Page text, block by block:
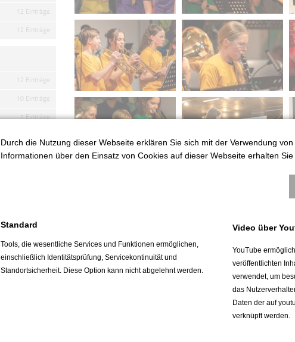
12 Einträge
12 Einträge
12 Einträge
10 Einträge
7 Einträge
4 Einträge
8 Einträge
15 Einträge
Durch die Nutzung dieser Webseite erklären Sie sich mit der Verwendung
Informationen über den Einsatz von Cookies auf dieser Webseite erhalten
Standard
Tools, die wesentliche Services und Funktionen ermöglichen,
einschließlich Identitätsprüfung, Servicekontinuität und
Standortsicherheit. Diese Option kann nicht abgelehnt werden.
Video über
YouTube
veröffentlichten
verwendet, um
das
Daten der auf
verknüpft werden.